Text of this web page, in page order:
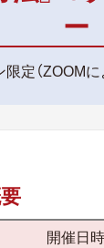
ー
限定（ZOOM
開催日時